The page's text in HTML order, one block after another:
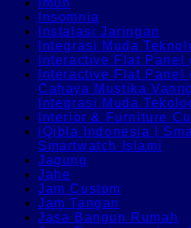
Insomnia
Instalasi Jaringan
Integrasi Muda
Interactive Flat Panel
Interactive Flat Panel
Cahaya Mustika
Integrasi Muda
Interior & Furniture
iQibla Indonesia |
Smartwatch Islami
Jagung
Jahe
Jam Custom
Jam Tangan
Jasa Bangun Rumah